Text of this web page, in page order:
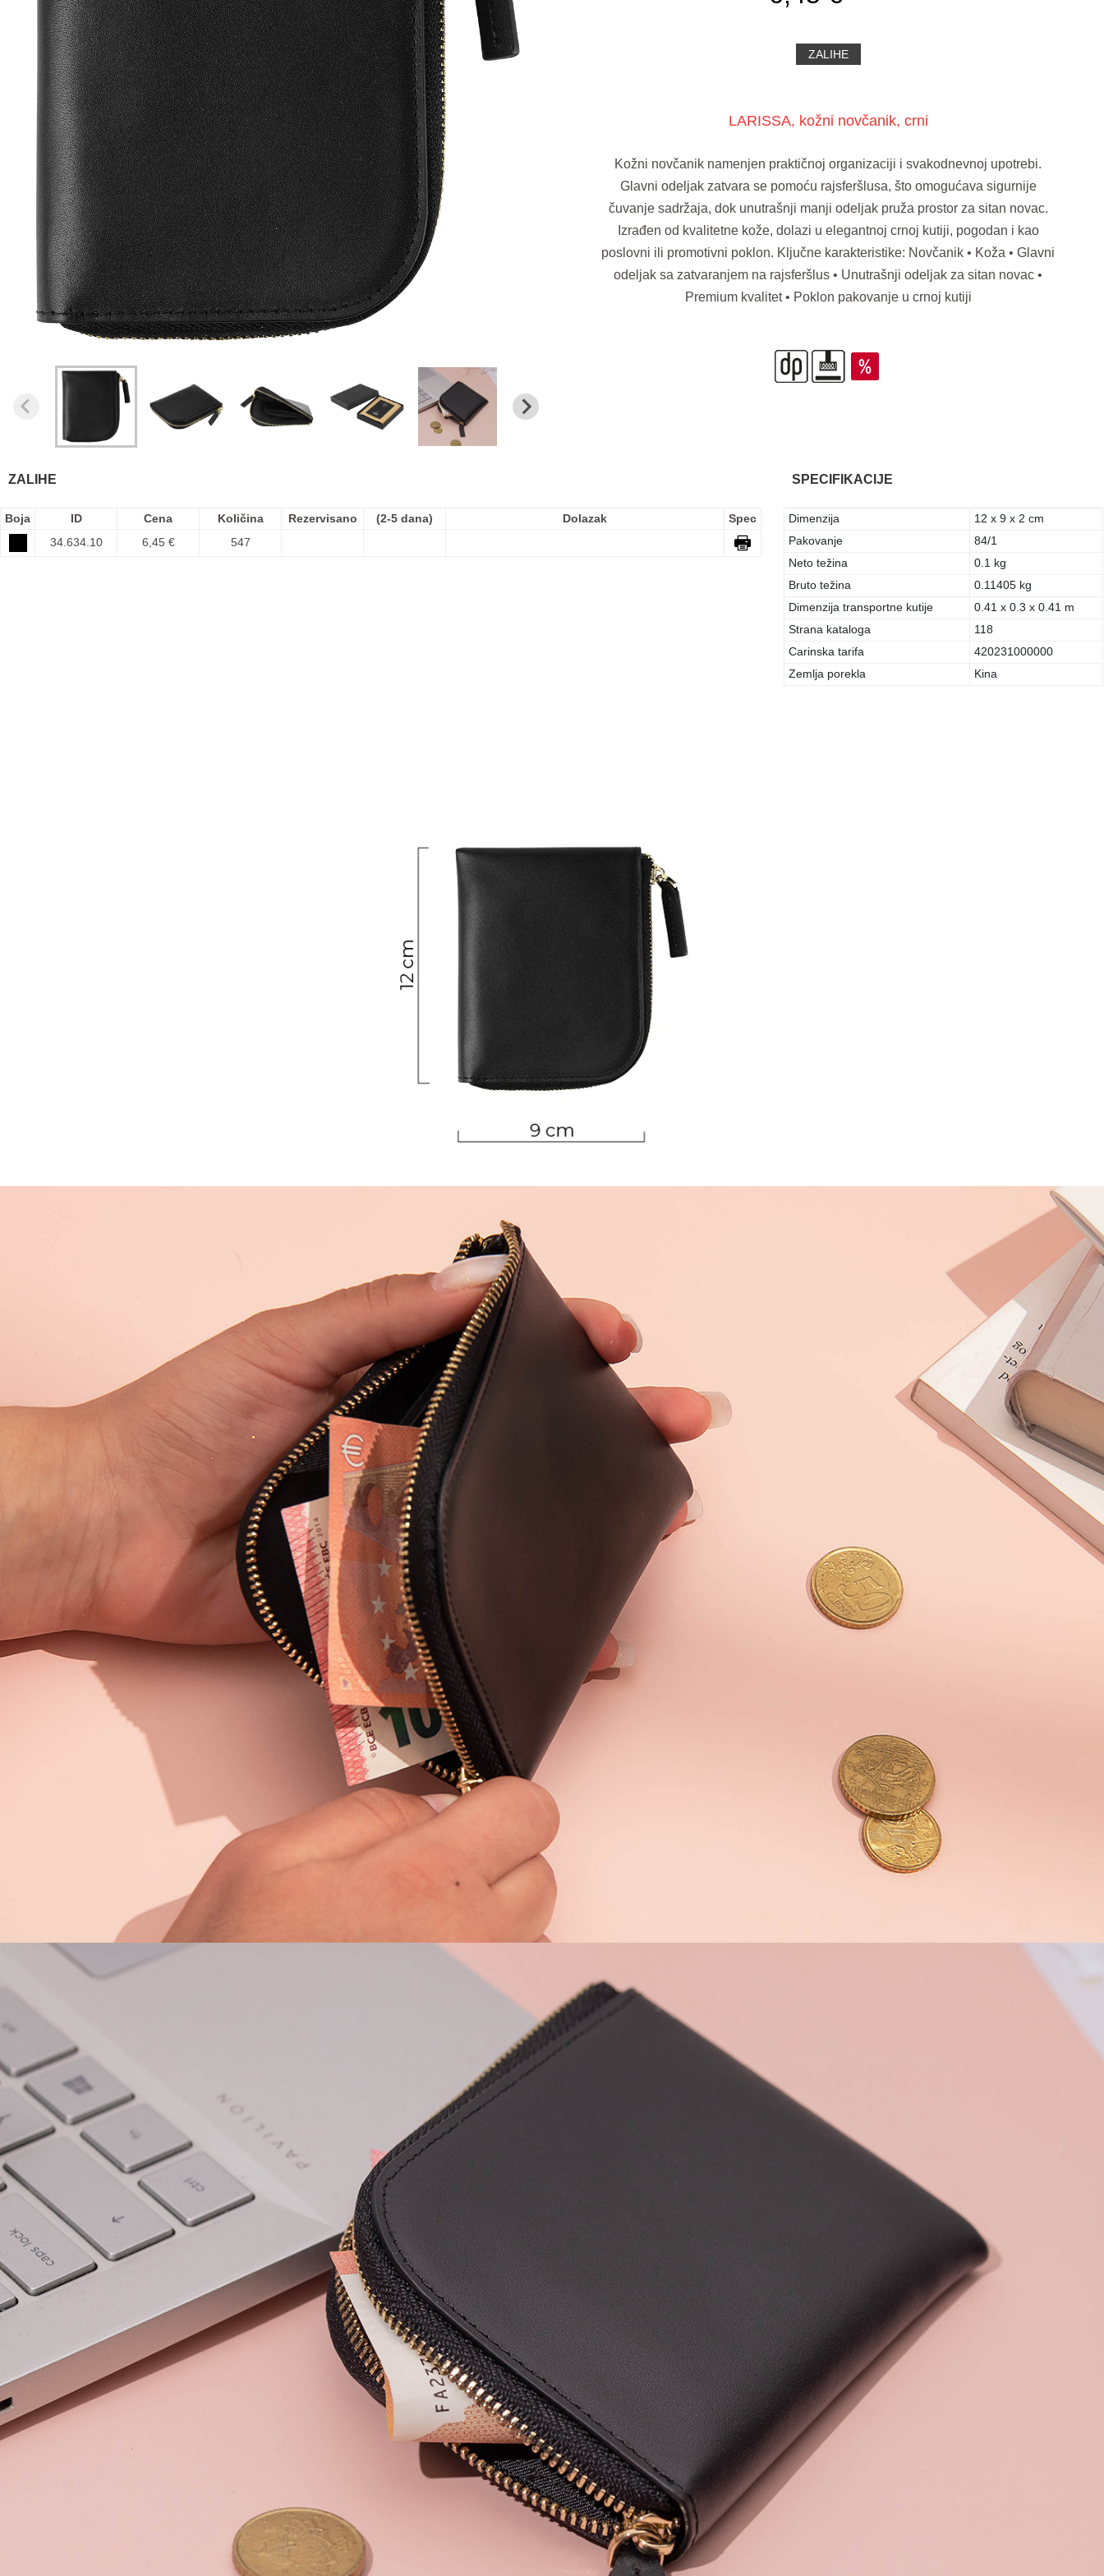
ZALIHE
LARISSA, kožni novčanik, crni
Kožni novčanik namenjen praktičnoj organizaciji i svakodnevnoj upotrebi.
Glavni odeljak zatvara se pomoću rajsferšlusa, što omogućava sigurnije
čuvanje sadržaja, dok unutrašnji manji odeljak pruža prostor za sitan novac.
Izrađen od kvalitetne kože, dolazi u elegantnoj crnoj kutiji, pogodan i kao
poslovni ili promotivni poklon. Ključne karakteristike: Novčanik • Koža • Glavni
odeljak sa zatvaranjem na rajsferšlus • Unutrašnji odeljak za sitan novac •
Premium kvalitet • Poklon pakovanje u crnoj kutiji
ZALIHE
Boja ID Cena Količina Rezervisano (2-5 dana) Dolazak
Spec
34.634.10
6,45 € 547
SPECIFIKACIJE
Dimenzija
12 x 9 x 2 cm
Pakovanje
84/1
Neto težina
0.1 kg
Bruto težina
0.11405 kg
Dimenzija transportne kutije
0.41 x 0.3 x 0.41 m
Strana kataloga
118
Carinska tarifa
420231000000
Zemlja porekla
Kina